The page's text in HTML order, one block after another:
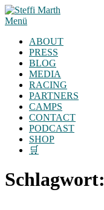
Zum
Inhalt
Menü
ABOUT
PRESS
BLOG
MEDIA
RACING
PARTNERS
CAMPS
CONTACT
PODCAST
SHOP
🛒
Schlagwort: